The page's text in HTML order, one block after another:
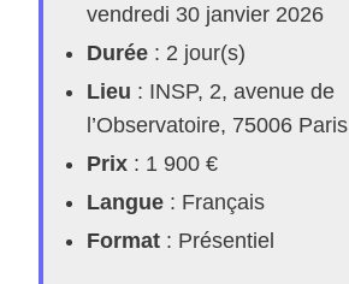
vendredi 30 janvier 2026
Durée : 2 jour(s)
Lieu : INSP, 2, avenue de
l’Observatoire, 75006 Paris
Prix : 1 900 €
Langue : Français
Format : Présentiel